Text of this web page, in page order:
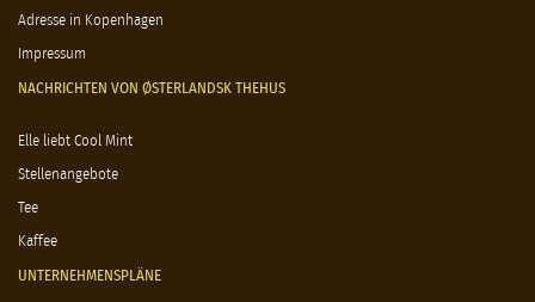
Adresse in Kopenhagen
Impressum
NACHRICHTEN VON ØSTERLANDSK THEHUS
Elle liebt Cool Mint
Stellenangebote
Tee
Kaffee
UNTERNEHMENSPLÄNE